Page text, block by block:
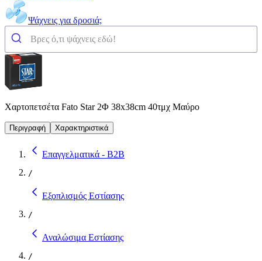
Ψάχνεις για δροσιά;
Χαρτοπετσέτα Fato Star 2Φ 38x38cm 40τμχ Μαύρο
Περιγραφή Χαρακτηριστικά
Επαγγελματικά - B2B
/
Εξοπλισμός Εστίασης
/
Αναλώσιμα Εστίασης
/